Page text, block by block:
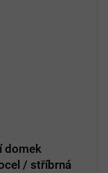
domek
/ stříbrná